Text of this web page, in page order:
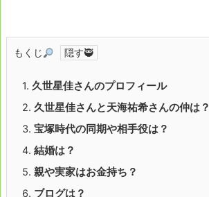
もくじ
1. 久世星佳さんのプロフィール
2. 久世星佳さんと天海祐希さんの仲は？
3. 宝塚時代の同期や相手役は？
4. 結婚は？
5. 親や実家はお金持ち？
6. ブログは？